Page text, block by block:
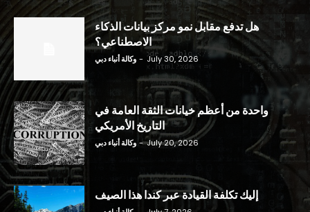
هل تدفع مقابل نمو مركز بيانات الذكاء
الاصطناعي؟
وكالة أنباء دبي - July 30, 2026
واحدة من أعظم خيانات الثقة العامة في
التاريخ الأمريكي
وكالة أنباء دبي - July 20, 2026
إليك تكلفة القيادة عبر كندا هذا الصيف